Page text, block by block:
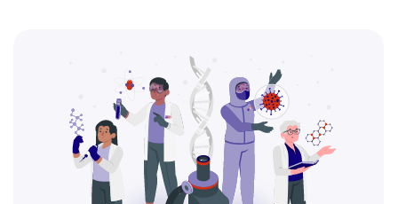
Ультразвуковая диагностика
Безопасный и точный метод для
обследования внутренних органов.